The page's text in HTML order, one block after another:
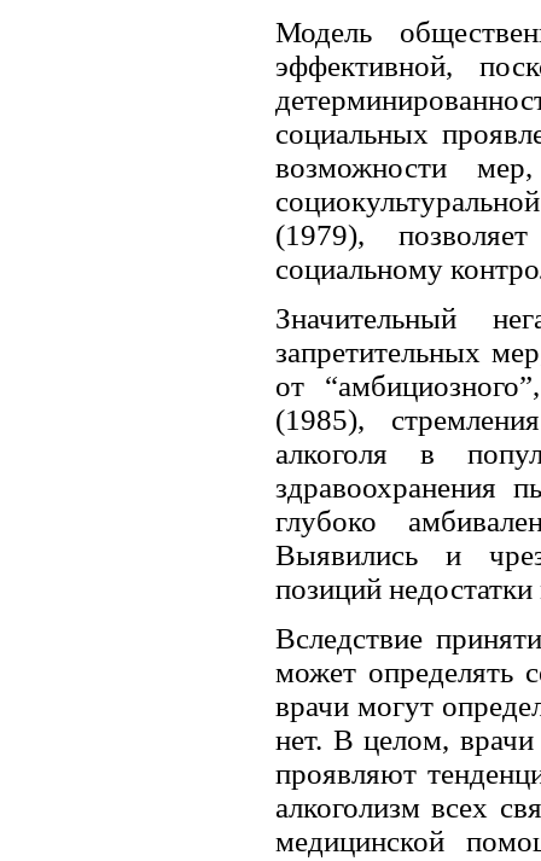
Модель
эффективной,
социальных
возможности
(1979),
социальному
Значительный
запретительных
от
(1985),
алкоголя в
здравоохранения
глубоко
Выявились и
позиций
Вследствие
может определять
врачи могут
нет. В целом, врачи
проявляют
алкоголизм всех
медицинской